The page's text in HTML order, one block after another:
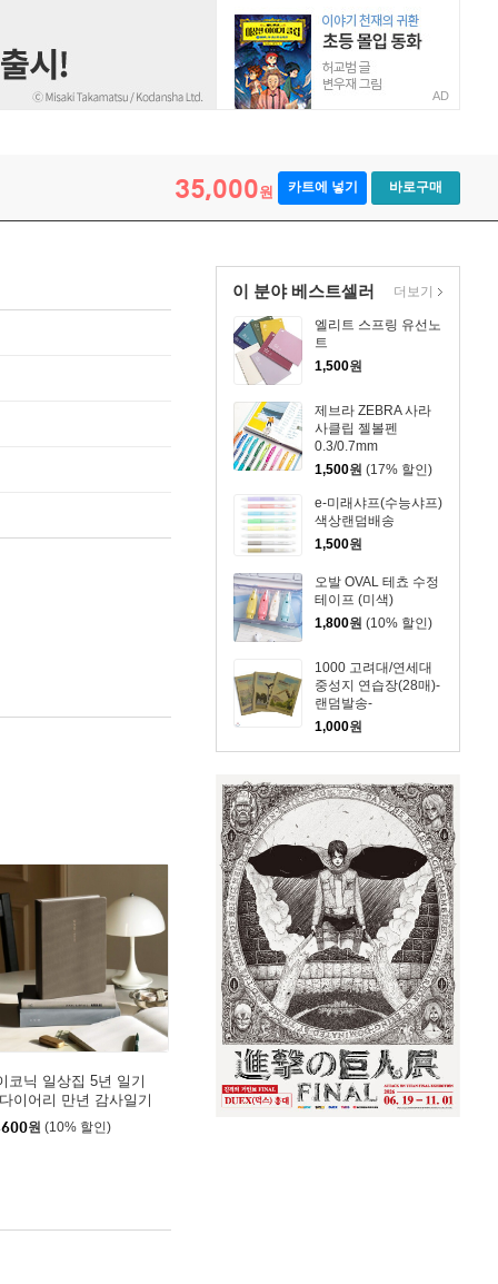
AD
35,000원 카트에 넣기 바로구매
이 분야 베스트셀러
엘리트 스프링 유선노
트
1,500원
제브라 ZEBRA 사라
사클립 젤볼펜
0.3/0.7mm
1,500원 (17% 할인)
e-미래샤프(수능샤프)
색상랜덤배송
1,500원
오발 OVAL 테쵸 수정
테이프 (미색)
1,800원 (10% 할인)
1000 고려대/연세대
중성지 연습장(28매)-
랜덤발송-
1,000원
더보기
코닉 일상집 5년 일기
이어리 만년 감사일기
원 (10% 할인)